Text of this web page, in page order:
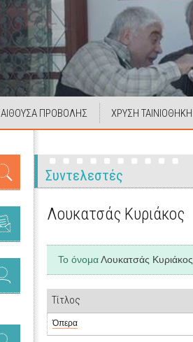
ΑΙΘΟΥΣΑ ΠΡΟΒΟΛΗΣ ΧΡΥΣΗ ΤΑΙΝΙΟΘΗΚΗ
Συντελεστές
Λουκατσάς Κυριάκος
Το όνομαΛουκατσάς Κυριάκος
Τίτλος
Όπερα